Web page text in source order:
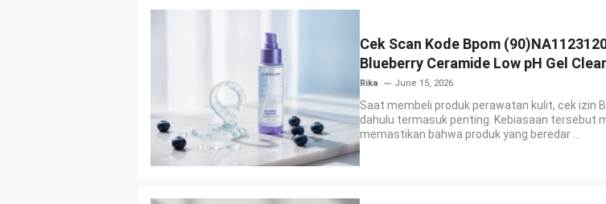
Cek Scan Kode Bpom
Blueberry Ceramide Low pH Gel
GLAD2GLOW
Rika June 15, 2026
Saat membeli produk perawatan kulit, cek izin
dahulu termasuk penting. Kebiasaan tersebut
memastikan bahwa produk yang beredar ...